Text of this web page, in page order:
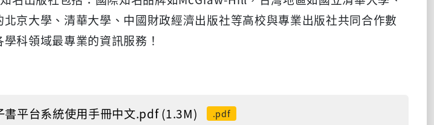
京大學、清華大學、中國財政經濟出版社等高校與專業出版社共同合作數
科領域最專業的資訊服務！
平台系統使用手冊中文.pdf (1.3M) .pdf